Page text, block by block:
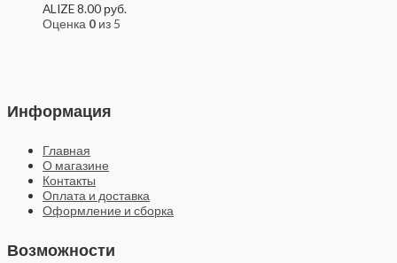
ALIZE8.00 руб.
Оценка 0 из 5
Информация
Главная
О магазине
Контакты
Оплата и доставка
Оформление и сборка
Возможности